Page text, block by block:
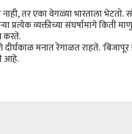
तर एका वेगळ्या भारताला
प्रत्येक व्यक्तीच्या संघर्षामागे किती
करते.
मनात रेंगाळत राहते. 'बिजापूर
आहे.